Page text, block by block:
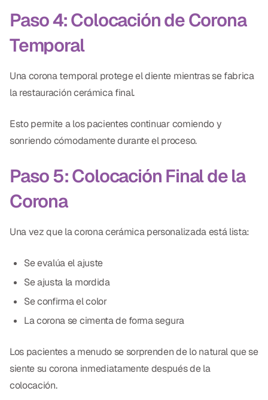
Paso 4: Colocación de Corona
Temporal
Una corona temporal protege el diente mientras se fabrica
la restauración cerámica final.
Esto permite a los pacientes continuar comiendo y
sonriendo cómodamente durante el proceso.
Paso 5: Colocación Final de la
Corona
Una vez que la corona cerámica personalizada está lista:
Se evalúa el ajuste
Se ajusta la mordida
Se confirma el color
La corona se cimenta de forma segura
Los pacientes a menudo se sorprenden de lo natural que se
siente su corona inmediatamente después de la
colocación.